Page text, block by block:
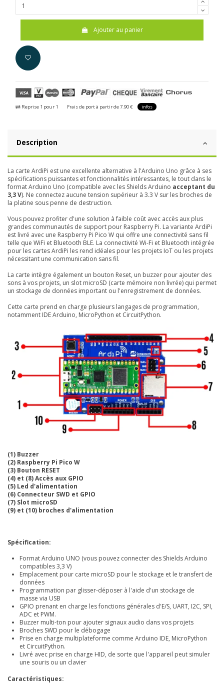
Ajouter au panier
Reprise 1 pour 1 Frais de port à partir de 7.90 € infos
Description
La carte ArdiPi est une excellente alternative à l'Arduino Uno grâce à ses
spécifications puissantes et fonctionnalités intéressantes, le tout dans le
format Arduino Uno (compatible avec les Shields Arduino acceptant du
3,3 V). Ne connectez aucune tension supérieur à 3.3 V sur les broches de
la platine sous penne de destruction.
Vous pouvez profiter d'une solution à faible coût avec accès aux plus
grandes communautés de support pour Raspberry Pi. La variante ArdiPi
est livré avec une Raspberry Pi Pico W qui offre une connectivité sans fil
telle que WiFi et Bluetooth BLE. La connectivité Wi-Fi et Bluetooth intégrée
pour les cartes ArdiPi les rend idéales pour les projets IoT ou les projets
nécessitant une communication sans fil.
La carte intègre également un bouton Reset, un buzzer pour ajouter des
sons à vos projets, un slot microSD (carte mémoire non livrée) qui permet
un stockage de données important ou l'enregistrement de données.
Cette carte prend en charge plusieurs langages de programmation,
notamment IDE Arduino, MicroPython et CircuitPython.
(1) Buzzer
(2) Raspberry Pi Pico W
(3) Bouton RESET
(4) et (8) Accès aux GPIO
(5) Led d'alimentation
(6) Connecteur SWD et GPIO
(7) Slot microSD
(9) et (10) broches d'alimentation
Spécification:
Format Arduino UNO (vous pouvez connecter des Shields Arduino
compatibles 3,3 V)
Emplacement pour carte microSD pour le stockage et le transfert de
données
Programmation par glisser-déposer à l'aide d'un stockage de
masse via USB
GPIO prenant en charge les fonctions générales d'E/S, UART, I2C, SPI,
ADC et PWM.
Buzzer multi-ton pour ajouter signaux audio dans vos projets
Broches SWD pour le débogage
Prise en charge multiplateforme comme Arduino IDE, MicroPython
et CircuitPython.
Livré avec prise en charge HID, de sorte que l'appareil peut simuler
une souris ou un clavier
Caractéristiques: